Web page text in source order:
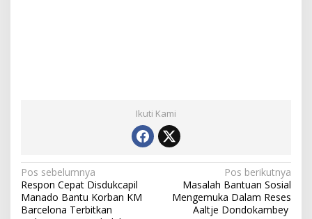
Ikuti Kami
N
a
Pos sebelumnya
Respon Cepat Disdukcapil
Manado Bantu Korban KM
Barcelona Terbitkan
Pos berikutnya
Masalah Bantuan Sosial
Mengemuka Dalam Reses
Aaltje Dondokambey